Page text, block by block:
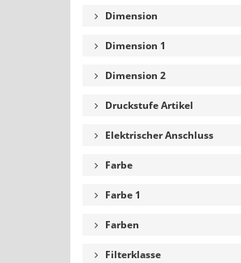
Dimension
Dimension 1
Dimension 2
Druckstufe Artikel
Elektrischer Anschluss
Farbe
Farbe 1
Farben
Filterklasse